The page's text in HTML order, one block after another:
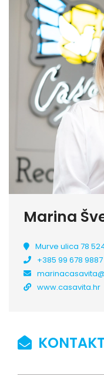
Marina
Murve ulica 78
+385 99 678 9887
www.casavita.hr